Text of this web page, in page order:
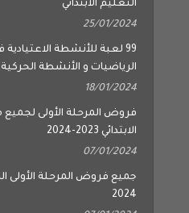
25/01/2024
الرياضيات و الأنشطة الحركية
الابتدائي 2023-2024
07/01/2024
2024